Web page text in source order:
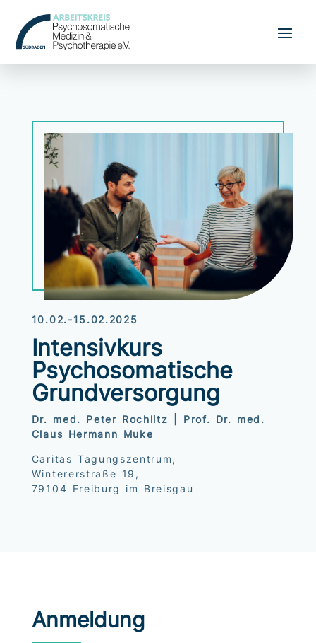
10.02.-15.02.2025
Intensivkurs
Psychosomatische
Grundversorgung
Dr. med. Peter Rochlitz | Prof. Dr. med.
Claus Hermann Muke
Caritas Tagungszentrum,
Wintererstraße 19,
79104 Freiburg im Breisgau
Anmeldung